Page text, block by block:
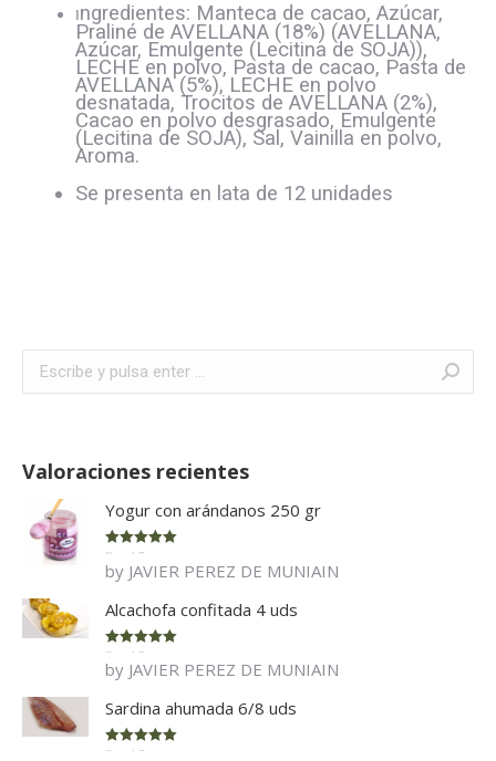
Ingredientes: Manteca de cacao, Azúcar,
Praliné de AVELLANA (18%) (AVELLANA,
Azúcar, Emulgente (Lecitina de SOJA)),
LECHE en polvo, Pasta de cacao, Pasta de
AVELLANA (5%), LECHE en polvo
desnatada, Trocitos de AVELLANA (2%),
Cacao en polvo desgrasado, Emulgente
(Lecitina de SOJA), Sal, Vainilla en polvo,
Aroma.
Se presenta en lata de 12 unidades
Buscar:
Valoraciones recientes
Yogur con arándanos 250 gr
Rated 5
of 5
by JAVIER PEREZ DE MUNIAIN
Alcachofa confitada 4 uds
Rated 5
of 5
by JAVIER PEREZ DE MUNIAIN
Sardina ahumada 6/8 uds
Rated 5